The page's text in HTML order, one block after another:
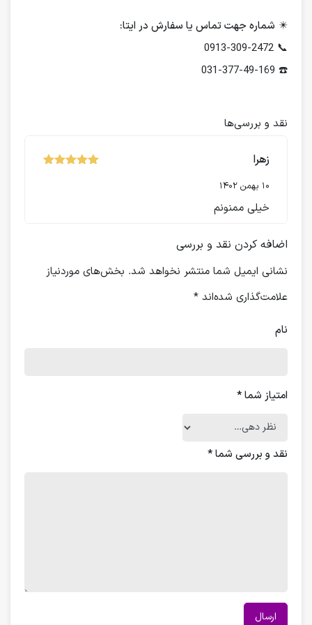
✴️ شماره جهت تماس یا سفارش در ایتا:
📞 0913-309-2472
☎️ 031-377-49-169
نقد و بررسی‌ها
زهرا
10 بهمن 1402
خیلی ممنونم
اضافه کردن نقد و بررسی
نشانی ایمیل شما منتشر نخواهد شد. بخش‌های موردنیاز
علامت‌گذاری شده‌اند *
نام
امتیاز شما*
نقد و بررسی شما*